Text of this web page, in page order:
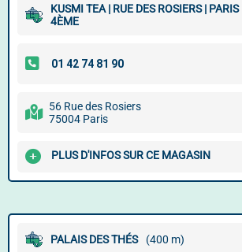
KUSMI TEA | RUE DES ROSIERS | PARIS
4ÈME
56 Rue des Rosiers
75004 Paris
PLUS D'INFOS SUR CE MAGASIN
PALAIS DES THÉS (400 m)